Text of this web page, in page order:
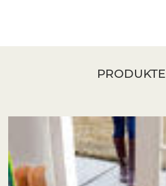
PRODUKTE